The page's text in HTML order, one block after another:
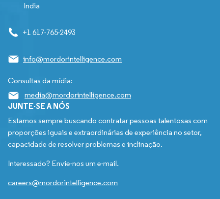
India
+1 617-765-2493
info@mordorintelligence.com
Consultas da mídia:
media@mordorintelligence.com
JUNTE-SE A NÓS
Estamos sempre buscando contratar pessoas talentosas com
proporções iguais e extraordinárias de experiência no setor,
capacidade de resolver problemas e inclinação.
Interessado? Envie-nos um e-mail.
careers@mordorintelligence.com